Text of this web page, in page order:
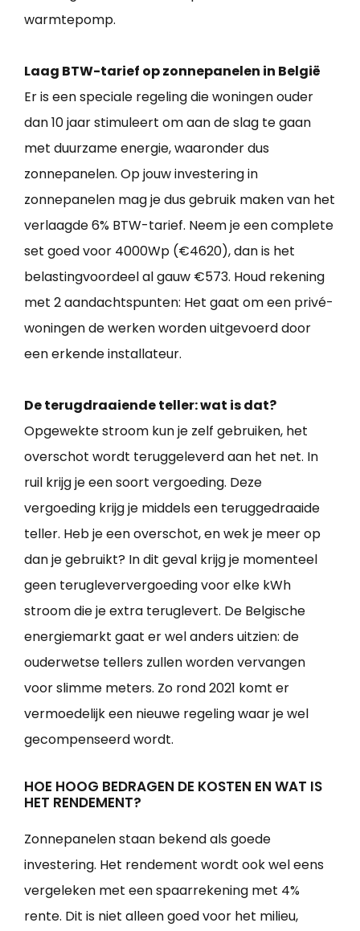
warmtepomp.
Laag BTW-tarief op zonnepanelen in België
Er is een speciale regeling die woningen ouder
dan 10 jaar stimuleert om aan de slag te gaan
met duurzame energie, waaronder dus
zonnepanelen. Op jouw investering in
zonnepanelen mag je dus gebruik maken van het
verlaagde 6% BTW-tarief. Neem je een complete
set goed voor 4000Wp (€4620), dan is het
belastingvoordeel al gauw €573. Houd rekening
met 2 aandachtspunten: Het gaat om een privé-
woningen de werken worden uitgevoerd door
een erkende installateur.
De terugdraaiende teller: wat is dat?
Opgewekte stroom kun je zelf gebruiken, het
overschot wordt teruggeleverd aan het net. In
ruil krijg je een soort vergoeding. Deze
vergoeding krijg je middels een teruggedraaide
teller. Heb je een overschot, en wek je meer op
dan je gebruikt? In dit geval krijg je momenteel
geen terugleververgoeding voor elke kWh
stroom die je extra teruglevert. De Belgische
energiemarkt gaat er wel anders uitzien: de
ouderwetse tellers zullen worden vervangen
voor slimme meters. Zo rond 2021 komt er
vermoedelijk een nieuwe regeling waar je wel
gecompenseerd wordt.
HOE HOOG BEDRAGEN DE KOSTEN EN WAT IS
HET RENDEMENT?
Zonnepanelen staan bekend als goede
investering. Het rendement wordt ook wel eens
vergeleken met een spaarrekening met 4%
rente. Dit is niet alleen goed voor het milieu,